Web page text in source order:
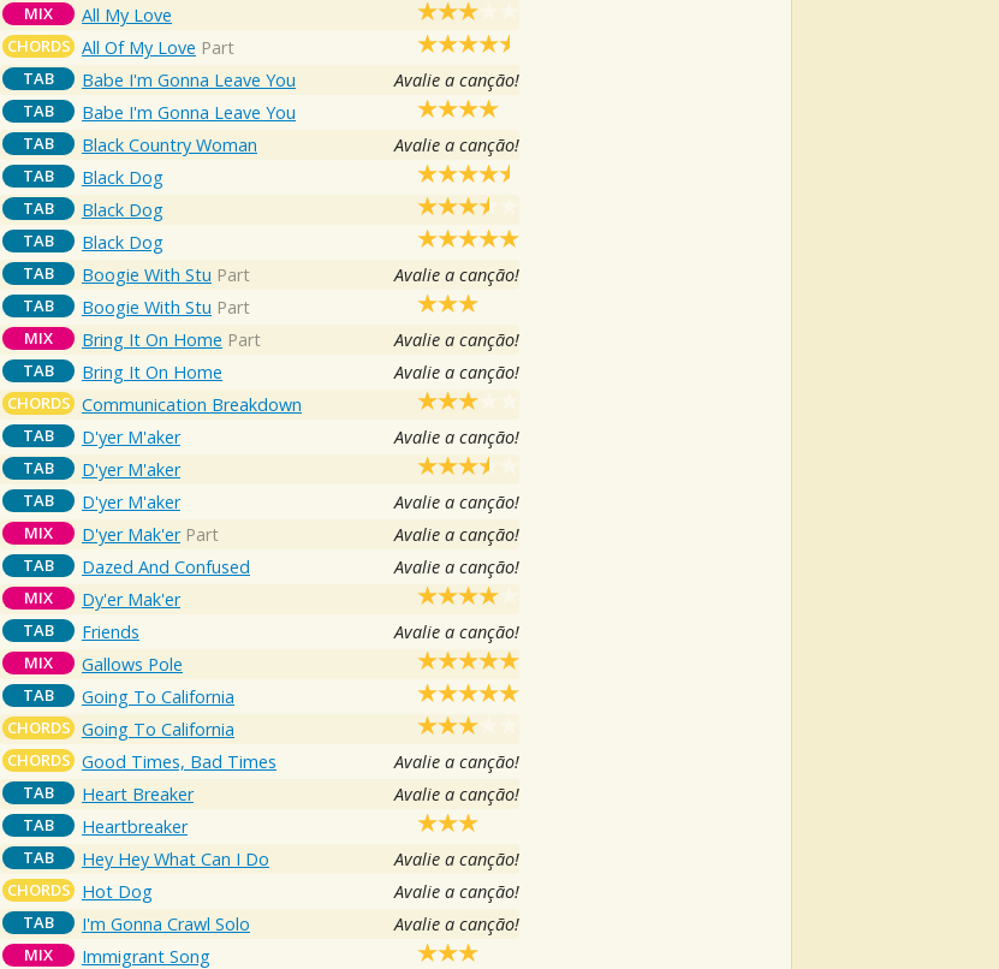
MIX All My Love
CHORDS All Of My Love Part
TAB Babe I'm Gonna Leave You Avalie a canção!
TAB Babe I'm Gonna Leave You
TAB Black Country Woman Avalie a canção!
TAB Black Dog
TAB Black Dog
TAB Black Dog
TAB Boogie With Stu Part Avalie a canção!
TAB Boogie With Stu Part
MIX Bring It On Home Part Avalie a canção!
TAB Bring It On Home Avalie a canção!
CHORDS Communication Breakdown
TAB D'yer M'aker Avalie a canção!
TAB D'yer M'aker
TAB D'yer M'aker Avalie a canção!
MIX D'yer Mak'er Part Avalie a canção!
TAB Dazed And Confused Avalie a canção!
MIX Dy'er Mak'er
TAB Friends Avalie a canção!
MIX Gallows Pole
TAB Going To California
CHORDS Going To California
CHORDS Good Times, Bad Times Avalie a canção!
TAB Heart Breaker Avalie a canção!
TAB Heartbreaker
TAB Hey Hey What Can I Do Avalie a canção!
CHORDS Hot Dog Avalie a canção!
TAB I'm Gonna Crawl Solo Avalie a canção!
MIX Immigrant Song